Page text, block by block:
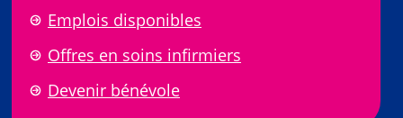
Emplois disponibles
Offres en soins infirmiers
Devenir bénévole